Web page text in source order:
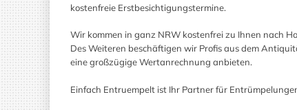
kostenfreie Erstbesichtigungstermine.
Wir kommen in ganz NRW kostenfrei zu Ihnen nach
Des Weiteren beschäftigen wir Profis aus dem
eine großzügige Wertanrechnung anbieten.
Einfach Entruempelt ist Ihr Partner für